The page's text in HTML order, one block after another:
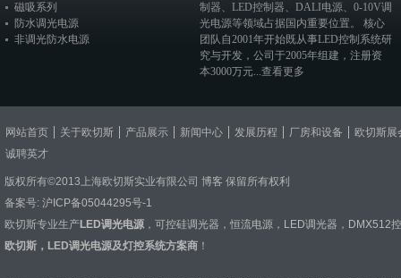
磁吸系列
防水调光电源
非调光防水电源
制器、 LED控制器、 DALI电源、 0-10V调
光电源等领域占据国内重要位置。 核心
团队自2001年开始既从事LED控制系统研
究与开发，公司于2005年组建，注册资
本3000万元...查看更多
网站首页 关于欧切斯 产品展示 新闻中心 发展历程 厂房和设备
欧切斯展
诚聘英才
版权所有©2013上海欧切斯实业有限公司 博客 保留所有权利
备案号: 沪ICP备05044295号-1
欧切斯专业生产LED调光电源 ， 可控硅调光器 ， 恒流电源 ， LED调光器 ， DMX512
欧切斯，LED调光电源及灯控系统方案商 ！